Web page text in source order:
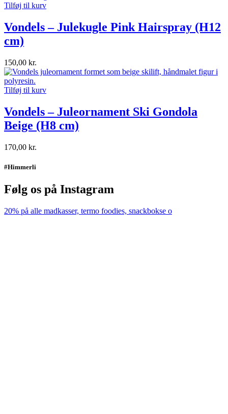
Tilføj til kurv
Vondels – Julekugle Pink Hairspray (H12
cm)
150,00 kr.
Tilføj til kurv
Vondels – Juleornament Ski Gondola
Beige (H8 cm)
170,00 kr.
#Himmerli
Følg os på Instagram
20% på alle madkasser, termo foodies, snackbokse o